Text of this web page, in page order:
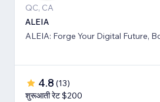
QC, CA
ALEIA
ALEIA: Forge Your Digital Future,
4.8 (13)
शुरूआती रेट $200